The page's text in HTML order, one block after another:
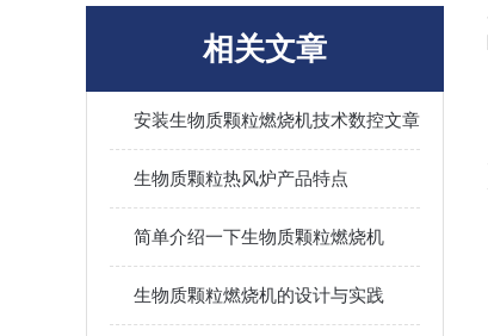
相关文章
安装生物质颗粒燃烧机技术数控文章
生物质颗粒热风炉产品特点
简单介绍一下生物质颗粒燃烧机
生物质颗粒燃烧机的设计与实践